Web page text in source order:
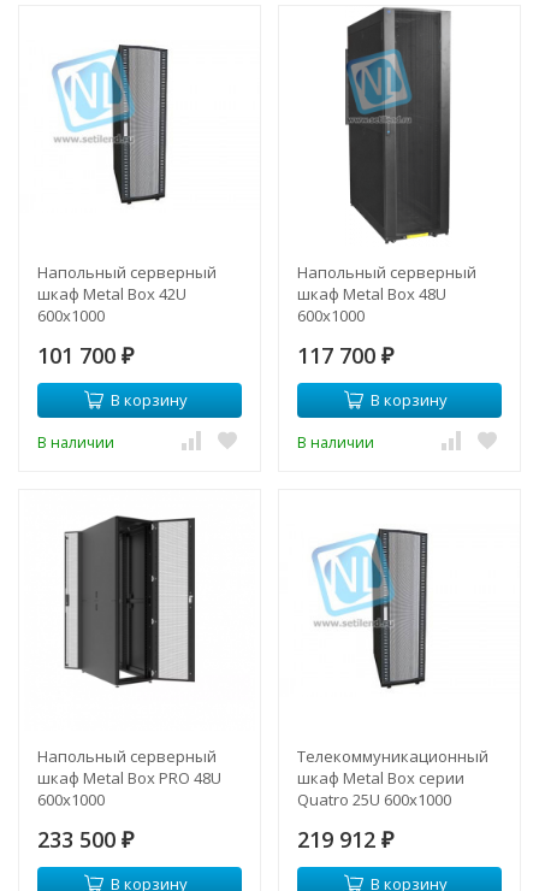
Напольный серверный
шкаф Metal Box 42U
600х1000
101 700 ₽
В корзину
В наличии
Напольный серверный
шкаф Metal Box 48U
600х1000
117 700 ₽
В корзину
В наличии
Напольный серверный
шкаф Metal Box PRO 48U
600х1000
233 500 ₽
В корзину
Телекоммуникационный
шкаф Metal Box серии
Quatro 25U 600х1000
219 912 ₽
В корзину